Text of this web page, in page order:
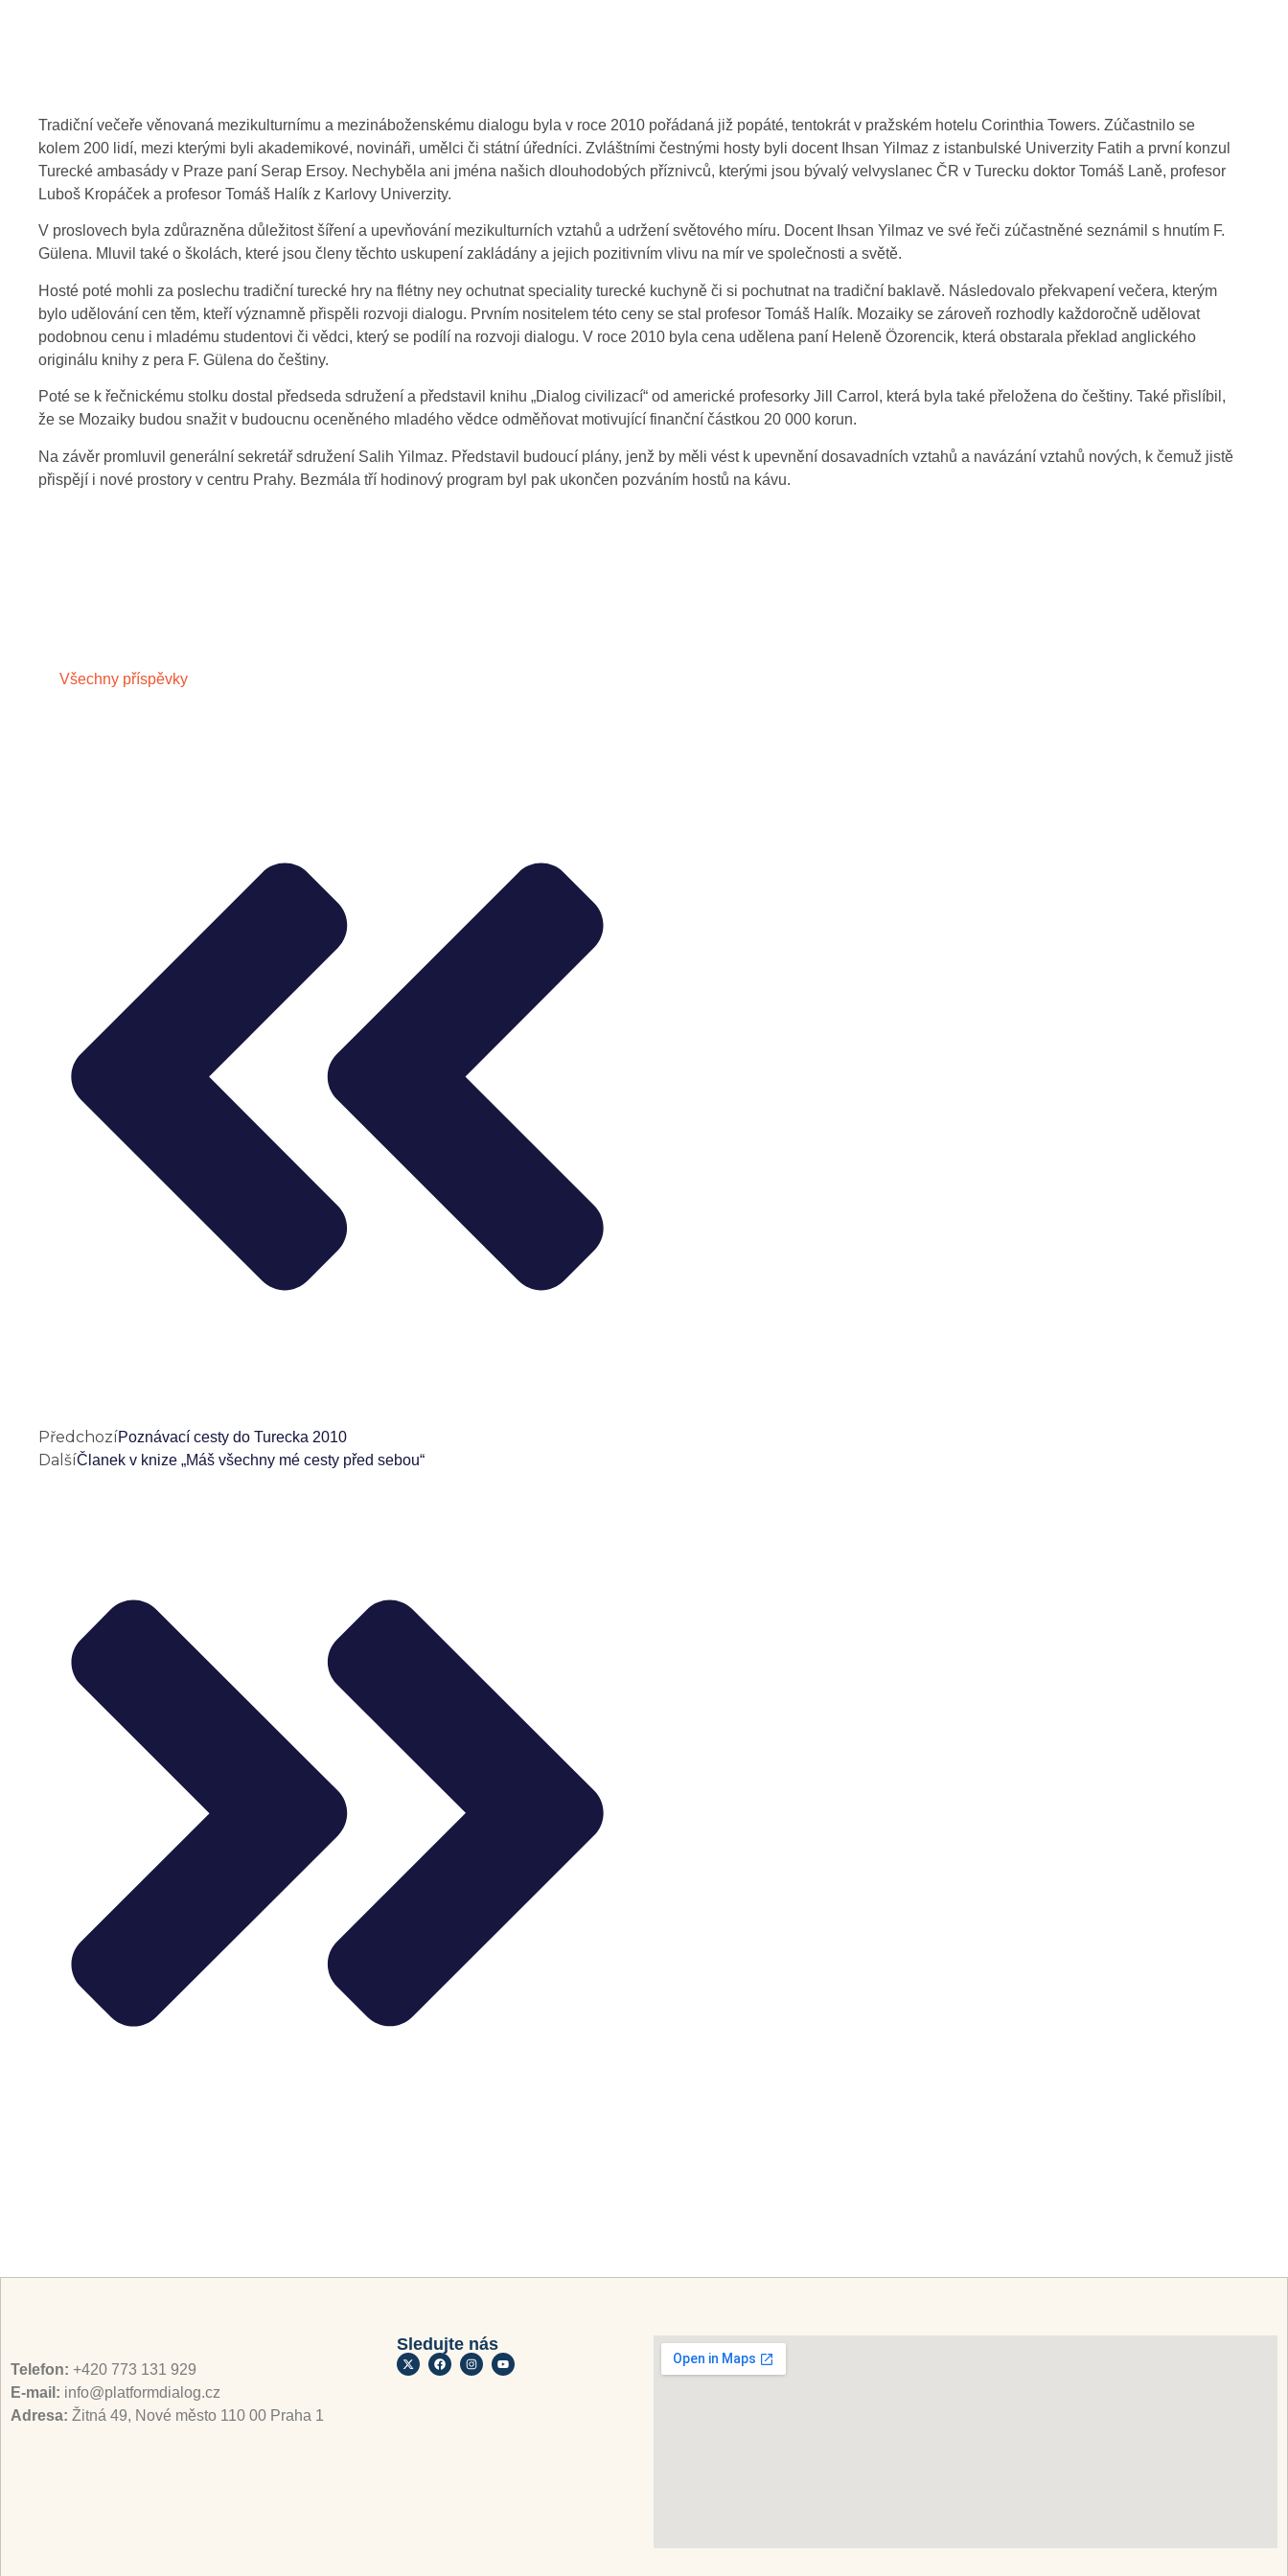
Tradiční večeře věnovaná mezikulturnímu a mezináboženskému dialogu byla v roce 2010 pořádaná již popáté, tentokrát v pražském hotelu Corinthia Towers. Zúčastnilo se
kolem 200 lidí, mezi kterými byli akademikové, novináři, umělci či státní úředníci. Zvláštními čestnými hosty byli docent Ihsan Yilmaz z istanbulské Univerzity Fatih a první konzul
Turecké ambasády v Praze paní Serap Ersoy. Nechyběla ani jména našich dlouhodobých příznivců, kterými jsou bývalý velvyslanec ČR v Turecku doktor Tomáš Laně, profesor
Luboš Kropáček a profesor Tomáš Halík z Karlovy Univerzity.
V proslovech byla zdůrazněna důležitost šíření a upevňování mezikulturních vztahů a udržení světového míru. Docent Ihsan Yilmaz ve své řeči zúčastněné seznámil s hnutím F.
Gülena. Mluvil také o školách, které jsou členy těchto uskupení zakládány a jejich pozitivním vlivu na mír ve společnosti a světě.
Hosté poté mohli za poslechu tradiční turecké hry na flétny ney ochutnat speciality turecké kuchyně či si pochutnat na tradiční baklavě. Následovalo překvapení večera, kterým
bylo udělování cen těm, kteří významně přispěli rozvoji dialogu. Prvním nositelem této ceny se stal profesor Tomáš Halík. Mozaiky se zároveň rozhodly každoročně udělovat
podobnou cenu i mladému studentovi či vědci, který se podílí na rozvoji dialogu. V roce 2010 byla cena udělena paní Heleně Özorencik, která obstarala překlad anglického
originálu knihy z pera F. Gülena do češtiny.
Poté se k řečnickému stolku dostal předseda sdružení a představil knihu „Dialog civilizací“ od americké profesorky Jill Carrol, která byla také přeložena do češtiny. Také přislíbil,
že se Mozaiky budou snažit v budoucnu oceněného mladého vědce odměňovat motivující finanční částkou 20 000 korun.
Na závěr promluvil generální sekretář sdružení Salih Yilmaz. Představil budoucí plány, jenž by měli vést k upevnění dosavadních vztahů a navázání vztahů nových, k čemuž jistě
přispějí i nové prostory v centru Prahy. Bezmála tří hodinový program byl pak ukončen pozváním hostů na kávu.
Všechny příspěvky
PředchozíPoznávací cesty do Turecka 2010
DalšíČlanek v knize „Máš všechny mé cesty před sebou“
Telefon: +420 773 131 929
E-mail: info@platformdialog.cz
Adresa: Žitná 49, Nové město 110 00 Praha 1
Sledujte nás